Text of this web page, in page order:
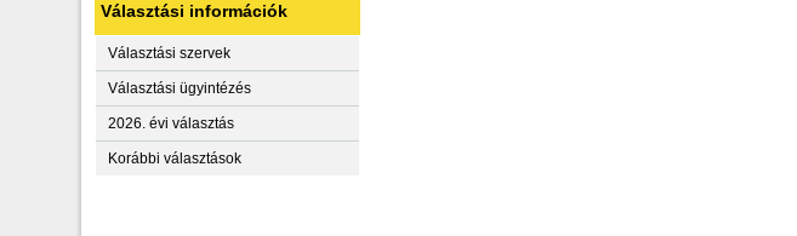
Választási információk
Választási szervek
Választási ügyintézés
2026. évi választás
Korábbi választások